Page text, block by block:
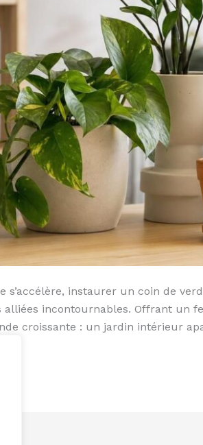
instaurer un coin de
incontournables. Offrant un
croissante : un jardin intérieur